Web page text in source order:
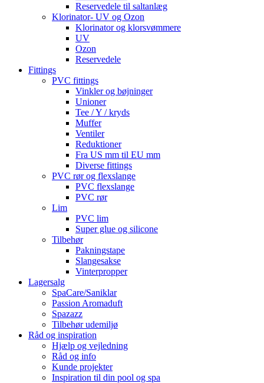
Reservedele til saltanlæg
Klorinator- UV og Ozon
Klorinator og klorsvømmere
UV
Ozon
Reservedele
Fittings
PVC fittings
Vinkler og bøjninger
Unioner
Tee / Y / kryds
Muffer
Ventiler
Reduktioner
Fra US mm til EU mm
Diverse fittings
PVC rør og flexslange
PVC flexslange
PVC rør
Lim
PVC lim
Super glue og silicone
Tilbehør
Pakningstape
Slangesakse
Vinterpropper
Lagersalg
SpaCare/Saniklar
Passion Aromaduft
Spazazz
Tilbehør udemiljø
Råd og inspiration
Hjælp og vejledning
Råd og info
Kunde projekter
Inspiration til din pool og spa